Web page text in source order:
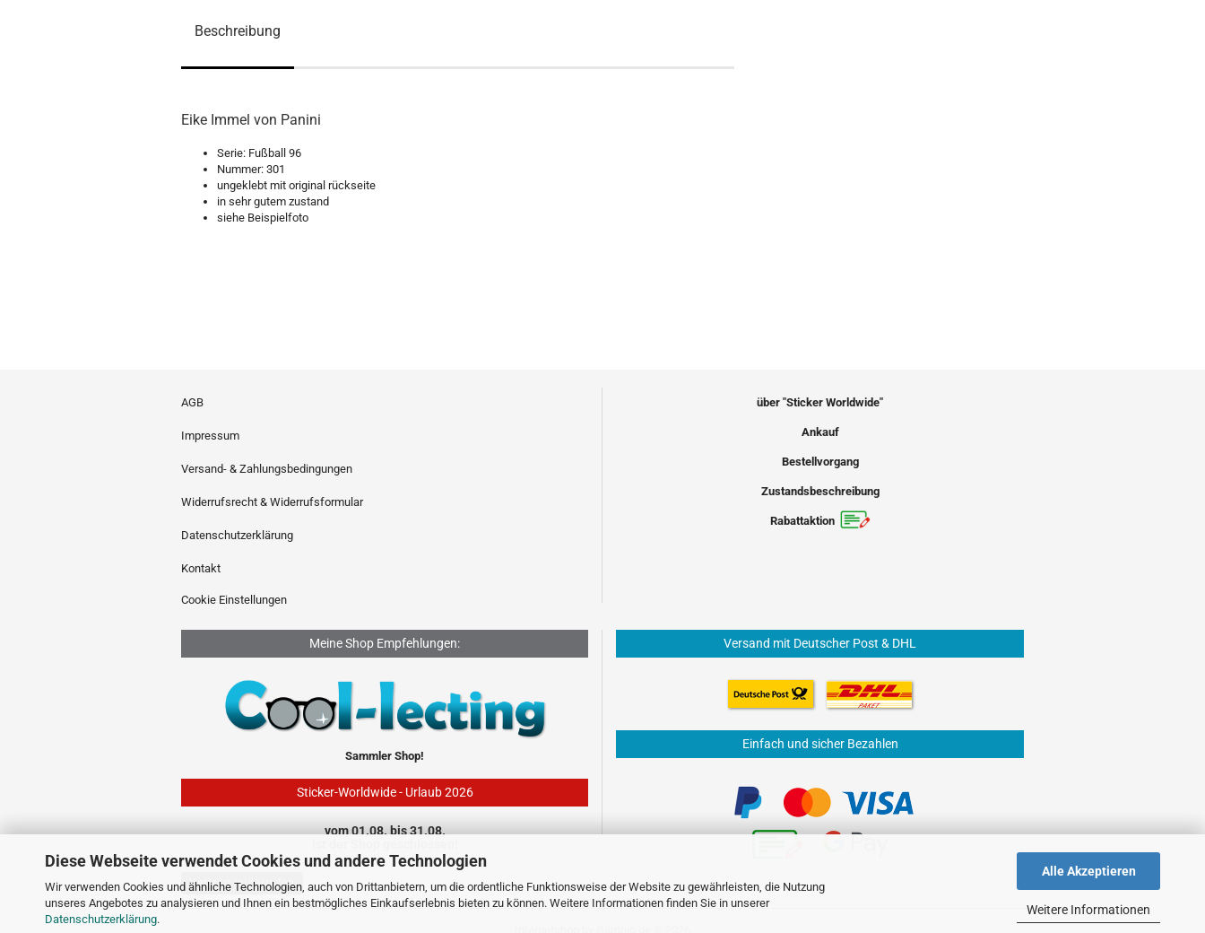
Diese Webseite verwendet Cookies und andere Technologien
Wir verwenden Cookies und ähnliche Technologien, auch von Drittanbietern, um die ordentliche Funktionsweise der Website zu gewährleisten, die Nutzung
unseres Angebotes zu analysieren und Ihnen ein bestmögliches Einkaufserlebnis bieten zu können. Weitere Informationen finden Sie in unserer
Datenschutzerklärung.
Alle Akzeptieren
Weitere Informationen
Beschreibung
Eike Immel von Panini
Serie: Fußball 96
Nummer: 301
ungeklebt mit original rückseite
in sehr gutem zustand
siehe Beispielfoto
AGB
Impressum
Versand- & Zahlungsbedingungen
Widerrufsrecht & Widerrufsformular
Datenschutzerklärung
Kontakt
Cookie Einstellungen
über "Sticker Worldwide"
Ankauf
Bestellvorgang
Zustandsbeschreibung
Rabattaktion
Meine Shop Empfehlungen:
Sammler Shop!
Sticker-Worldwide - Urlaub 2026
vom 01.08. bis 31.08.
Versand mit Deutscher Post & DHL
Einfach und sicher Bezahlen
Vertrag widerrufen